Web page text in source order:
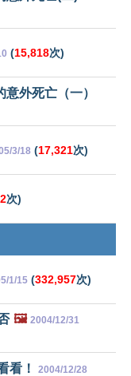
(15,818次)
外死亡（一）
3/18 (17,321次)
次)
1/15 (332,957次)
🖼️ 2004/12/31
看！ 2004/12/28